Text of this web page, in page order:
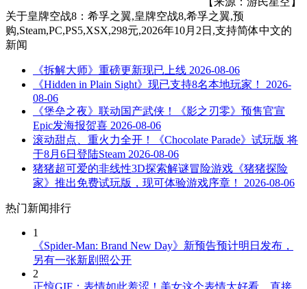
关于皇牌空战8：希孚之翼,皇牌空战8,希孚之翼,预
购,Steam,PC,PS5,XSX,298元,2026年10月2日,支持简体中文的
新闻
《拆解大师》重磅更新现已上线 2026-08-06
《Hidden in Plain Sight》现已支持8名本地玩家！
2026-
08-06
《堡垒之夜》联动国产武侠！《影之刃零》预售官宣
Epic发海报贺喜 2026-08-06
滚动甜点、重火力全开！《Chocolate Parade》试玩版 将
于8月6日登陆Steam 2026-08-06
猪猪超可爱的非线性3D探索解谜冒险游戏《猪猪探险
家》推出免费试玩版，现可体验游戏序章！
2026-08-06
热门新闻排行
1
《Spider-Man: Brand New Day》新预告预计明日发布，
另有一张新剧照公开
2
正惊GIF：表情如此羞涩！美女这个表情太好看，直接